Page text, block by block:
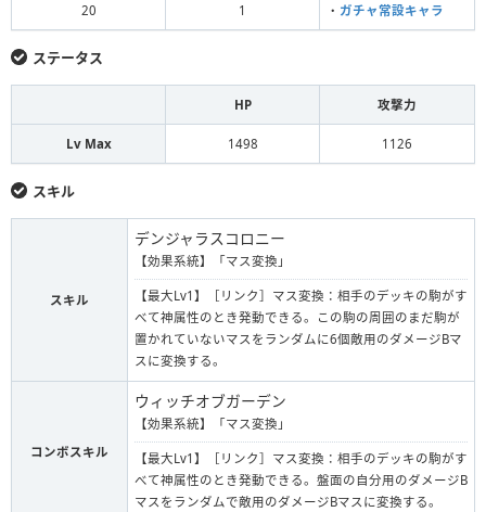
20 1 ・ ガチャ常設キャラ
ステータス
HP 攻撃力
Lv Max 1498 1126
スキル
スキル
デンジャラスコロニー
【効果系統】「マス変換」
【最大Lv1】［リンク］マス変換：相手のデッキの駒がす
べて神属性のとき発動できる。この駒の周囲のまだ駒が
置かれていないマスをランダムに6個敵用のダメージBマ
スに変換する。
コンボスキル
ウィッチオブガーデン
【効果系統】「マス変換」
【最大Lv1】［リンク］マス変換：相手のデッキの駒がす
べて神属性のとき発動できる。盤面の自分用のダメージB
マスをランダムで敵用のダメージBマスに変換する。